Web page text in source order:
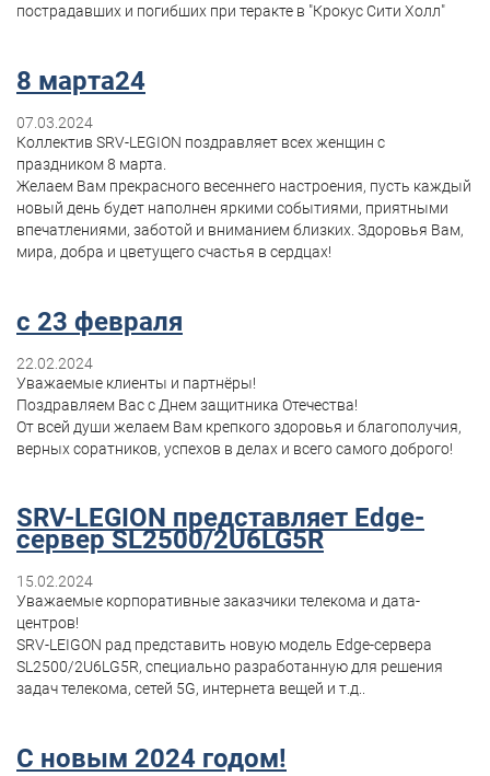
пострадавших и погибших при теракте в "Крокус Сити Холл"
8 марта24
07.03.2024
Коллектив SRV-LEGION поздравляет всех женщин с
праздником 8 марта.
Желаем Вам прекрасного весеннего настроения, пусть каждый
новый день будет наполнен яркими событиями, приятными
впечатлениями, заботой и вниманием близких. Здоровья Вам,
мира, добра и цветущего счастья в сердцах!
с 23 февраля
22.02.2024
Уважаемые клиенты и партнёры!
Поздравляем Вас с Днем защитника Отечества!
От всей души желаем Вам крепкого здоровья и благополучия,
верных соратников, успехов в делах и всего самого доброго!
SRV-LEGION представляет Edge-
сервер SL2500/2U6LG5R
15.02.2024
Уважаемые корпоративные заказчики телекома и дата-
центров!
SRV-LEIGON рад представить новую модель Edge-сервера
SL2500/2U6LG5R, специально разработанную для решения
задач телекома, сетей 5G, интернета вещей и т.д..
С новым 2024 годом!